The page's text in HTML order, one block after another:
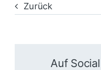
Zurück
Auf